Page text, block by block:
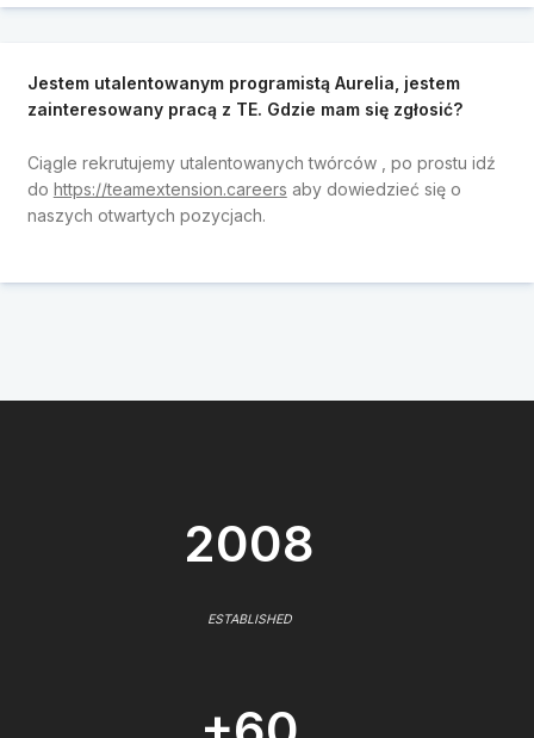
Jestem utalentowanym programistą Aurelia, jestem
zainteresowany pracą z TE. Gdzie mam się zgłosić?
Ciągle rekrutujemy utalentowanych twórców
, po prostu idź
do https://teamextension.careers aby dowiedzieć się o
naszych otwartych pozycjach.
2008
ESTABLISHED